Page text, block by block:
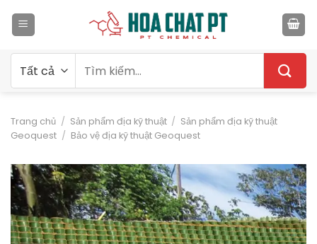
qua
kiếm:
Trang chủ / Sản phẩm địa kỹ thuật / Sản phẩm địa kỹ thuật
Geoquest / Bảo vệ địa kỹ thuật Geoquest